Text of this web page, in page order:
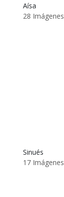
Aísa
28 Imágenes
Sinués
17 Imágenes